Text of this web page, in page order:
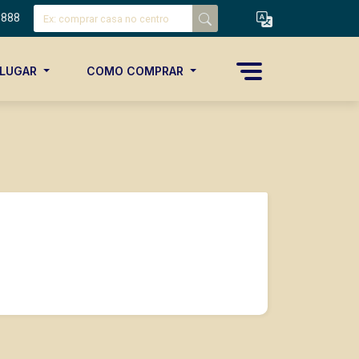
COMO COMPRAR